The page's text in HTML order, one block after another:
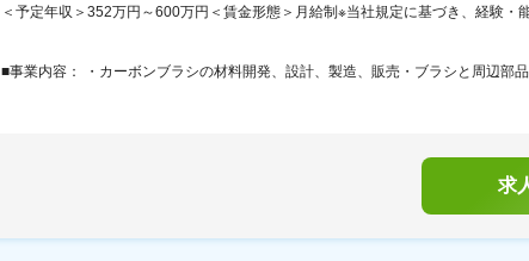
＜予定年収＞352万円～600万円＜賃金形態＞月給制※当社規定に基づき、経験・
■事業内容： ・カーボンブラシの材料開発、設計、製造、販売・ブラシと周辺部
求